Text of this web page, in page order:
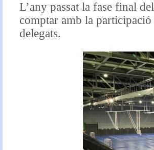
L’any passat la fase final
comptar amb la
delegats.